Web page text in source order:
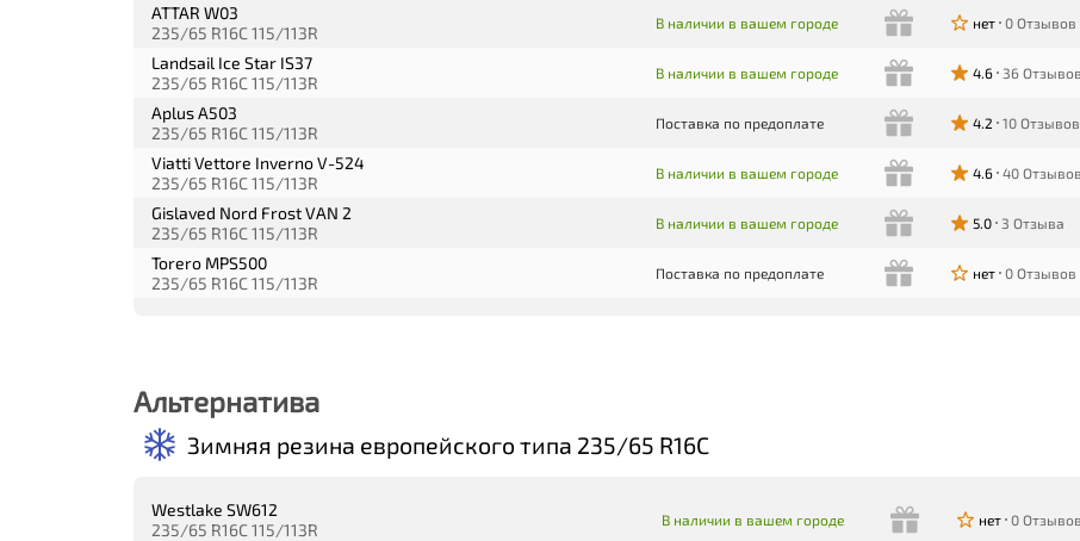
ATTAR W03
235/65 R16C 115/113R
В наличии в вашем городе нет 0 Отзывов
Landsail Ice Star IS37
235/65 R16C 115/113R
В наличии в вашем городе 4.6 36 Отзывов
Aplus A503
235/65 R16C 115/113R
Поставка по предоплате 4.2 10 Отзывов
Viatti Vettore Inverno V-524
235/65 R16C 115/113R
В наличии в вашем городе 4.6 40 Отзывов
Gislaved Nord Frost VAN 2
235/65 R16C 115/113R
В наличии в вашем городе 5.0 3 Отзыва
Torero MPS500
235/65 R16C 115/113R
Поставка по предоплате нет 0 Отзывов
Альтернатива
Зимняя резина европейского типа 235/65 R16C
Westlake SW612
235/65 R16C 115/113R
В наличии в вашем городе нет 0 Отзывов